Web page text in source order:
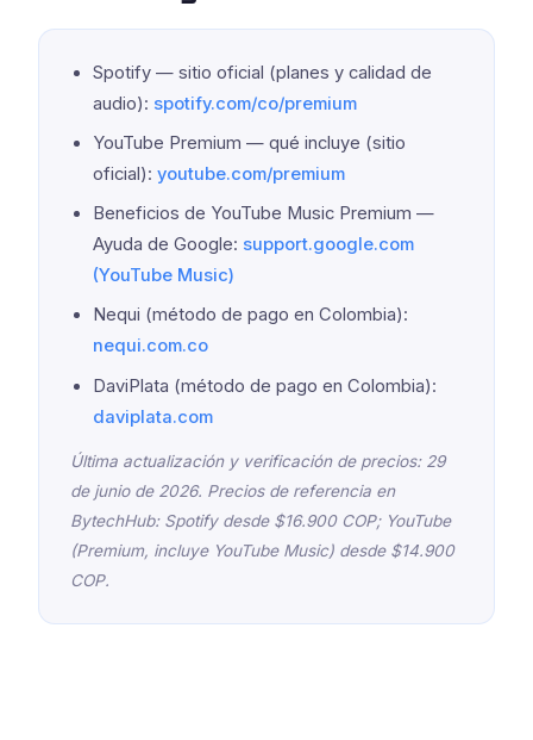
Spotify — sitio oficial (planes y calidad de
audio): spotify.com/co/premium
YouTube Premium — qué incluye (sitio
oficial): youtube.com/premium
Beneficios de YouTube Music Premium —
Ayuda de Google: support.google.com
(YouTube Music)
Nequi (método de pago en Colombia):
nequi.com.co
DaviPlata (método de pago en Colombia):
daviplata.com
Última actualización y verificación de precios: 29
de junio de 2026. Precios de referencia en
BytechHub: Spotify desde $16.900 COP; YouTube
(Premium, incluye YouTube Music) desde $14.900
COP.